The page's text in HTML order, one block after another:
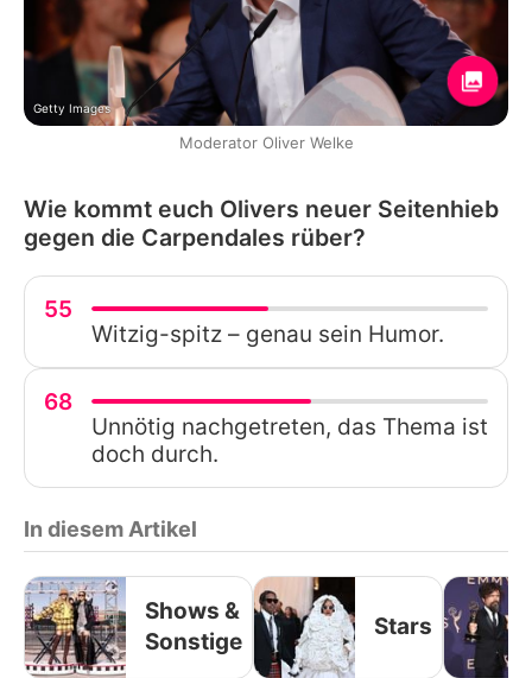
Getty Images
Moderator Oliver Welke
Wie kommt euch Olivers neuer Seitenhieb
gegen die Carpendales rüber?
55
Witzig-spitz – genau sein Humor.
68
Unnötig nachgetreten, das Thema ist
doch durch.
In diesem Artikel
Shows &
Sonstige
Stars